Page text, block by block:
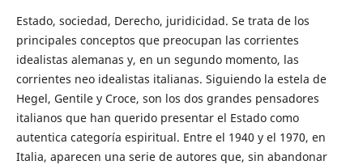
Estado, sociedad, Derecho, juridicidad. Se trata de los
principales conceptos que preocupan las corrientes
idealistas alemanas y, en un segundo momento, las
corrientes neo idealistas italianas. Siguiendo la estela de
Hegel, Gentile y Croce, son los dos grandes pensadores
italianos que han querido presentar el Estado como
autentica categoría espiritual. Entre el 1940 y el 1970, en
Italia, aparecen una serie de autores que, sin abandonar